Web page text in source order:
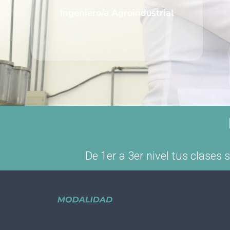
ngeniero/a Agroindustrial
De 1er a 3er nivel tus clases